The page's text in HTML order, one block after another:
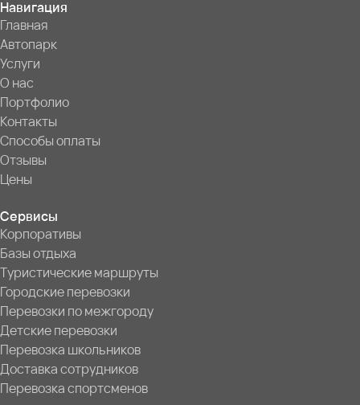
Навигация
Главная
Автопарк
Услуги
О нас
Портфолио
Контакты
Способы оплаты
Отзывы
Цены
Сервисы
Корпоративы
Базы отдыха
Туристические маршруты
Городские перевозки
Перевозки по межгороду
Детские перевозки
Перевозка школьников
Доставка сотрудников
Перевозка спортсменов